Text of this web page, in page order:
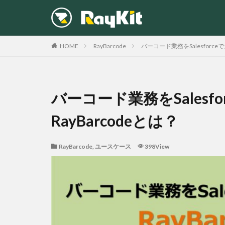
HOME RayBarcode バーコード業務をSalesforce
バーコード業務を
RayBarcodeとは？
RayBarcode, ユースケース 398View